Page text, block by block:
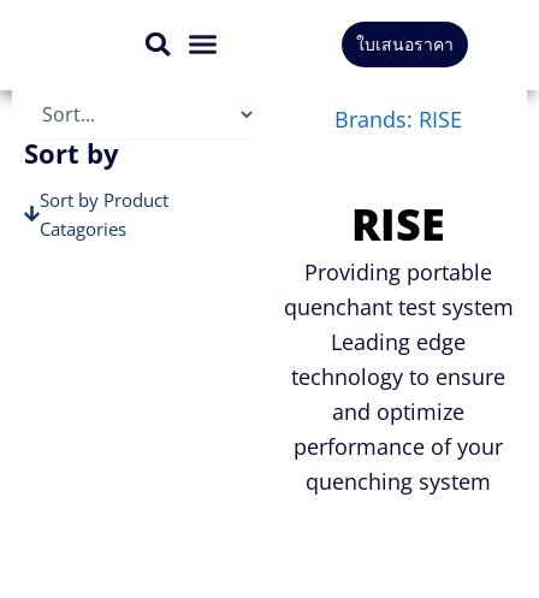
content
ใบเสนอราคา
Sort by
Sort by Product
Catagories
Brands: RISE
RISE
Providing portable
quenchant test system
Leading edge
technology to ensure
and optimize
performance of your
quenching system